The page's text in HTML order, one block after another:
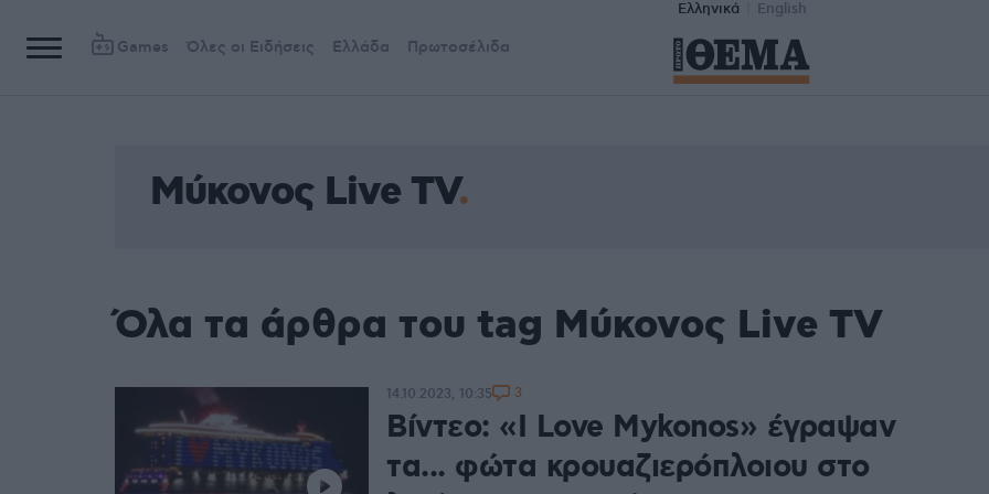
Ελληνικά English
Games Όλες οι Ειδήσεις Ελλάδα Πρωτοσέλιδα
Μύκονος Live TV
Όλα τα άρθρα του tag Μύκονος Live TV
Βίντεο: «I Love Mykonos» έγραψαν
τα... φώτα κρουαζιερόπλοιου στο
14.10.2023, 10:35 3